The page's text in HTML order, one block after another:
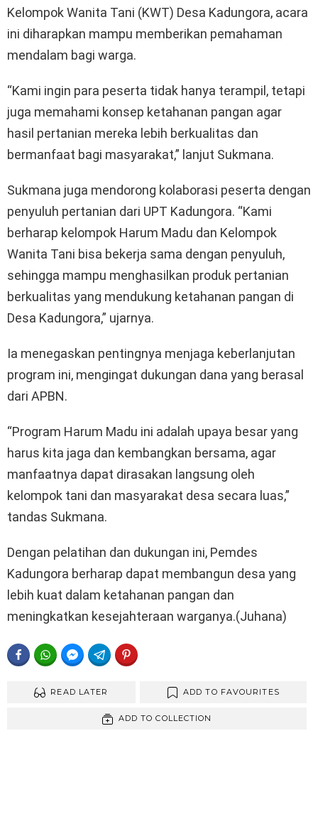
Kelompok Wanita Tani (KWT) Desa Kadungora, acara
ini diharapkan mampu memberikan pemahaman
mendalam bagi warga.
“Kami ingin para peserta tidak hanya terampil, tetapi
juga memahami konsep ketahanan pangan agar
hasil pertanian mereka lebih berkualitas dan
bermanfaat bagi masyarakat,” lanjut Sukmana.
Sukmana juga mendorong kolaborasi peserta dengan
penyuluh pertanian dari UPT Kadungora. “Kami
berharap kelompok Harum Madu dan Kelompok
Wanita Tani bisa bekerja sama dengan penyuluh,
sehingga mampu menghasilkan produk pertanian
berkualitas yang mendukung ketahanan pangan di
Desa Kadungora,” ujarnya.
Ia menegaskan pentingnya menjaga keberlanjutan
program ini, mengingat dukungan dana yang berasal
dari APBN.
“Program Harum Madu ini adalah upaya besar yang
harus kita jaga dan kembangkan bersama, agar
manfaatnya dapat dirasakan langsung oleh
kelompok tani dan masyarakat desa secara luas,”
tandas Sukmana.
Dengan pelatihan dan dukungan ini, Pemdes
Kadungora berharap dapat membangun desa yang
lebih kuat dalam ketahanan pangan dan
meningkatkan kesejahteraan warganya.(Juhana)
FACEBOOKWHATSAPPFACEBOOK MESSENGER
TELEGRAM
READ LATER ADD TO FAVOURITES
ADD TO COLLECTION